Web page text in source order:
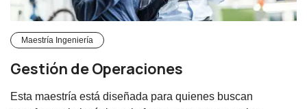
Maestría Ingeniería
Gestión de Operaciones
Esta maestría está diseñada para quienes buscan